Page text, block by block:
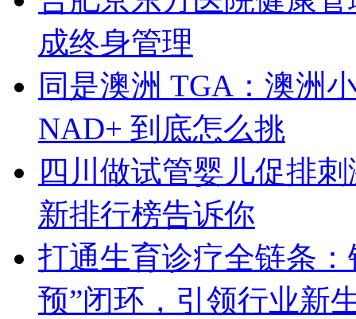
成终身管理
同是澳洲 TGA：澳洲
NAD+ 到底怎么挑
四川做试管婴儿促排
新排行榜告诉你
打通生育诊疗全链条
预”闭环，引领行业新